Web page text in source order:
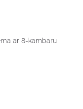
ar 8-kambaru